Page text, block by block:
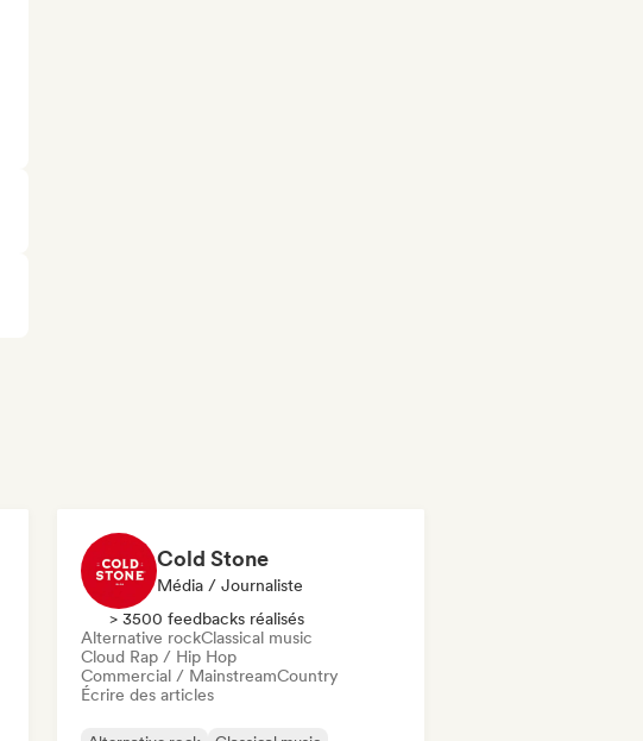
Cold Stone
Média / Journaliste
> 3500 feedbacks réalisés
Alternative rockClassical music
Cloud Rap / Hip Hop
Commercial / MainstreamCountry
Écrire des articles